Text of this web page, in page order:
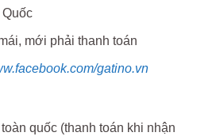
mới phải thanh toán
gatino.vn
quốc (thanh toán khi nhận